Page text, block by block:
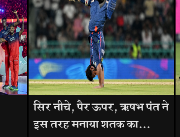
सिर नीचे, पैर ऊपर, ऋषभ पंत ने
इस तरह मनाया शतक का...